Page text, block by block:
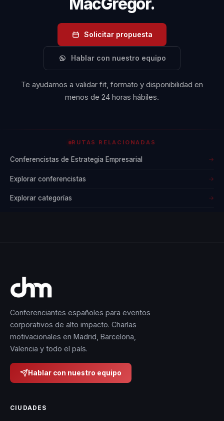
contextos
convierte en un
conferencista
Steven continúa
inspirando a
líderes y
adoptar un
Solicitar propuesta
Hablar con nuestro equipo
Te ayudamos a validar fit, formato y disponibilidad en
menos de 24 horas hábiles.
RUTAS RELACIONADAS
Conferencistas de Estrategia Empresarial →
Explorar conferencistas →
Explorar categorías →
Conferenciantes españoles para eventos
corporativos de alto impacto. Charlas
motivacionales en Madrid, Barcelona,
Valencia y todo el país.
Hablar con nuestro equipo
CIUDADES